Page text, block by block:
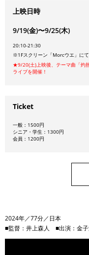
上映日時
9/19(金)〜9/25(木)
20:10-21:30
※1Fスクリーン「Morcウエ」に
★9/20(土)上映後、テーマ曲「灼
ライブを開催！
Ticket
一般：1500円
シニア・学生：1300円
会員：1200円
2024年／77分／日本
■監督：井上森人 ■出演：金子